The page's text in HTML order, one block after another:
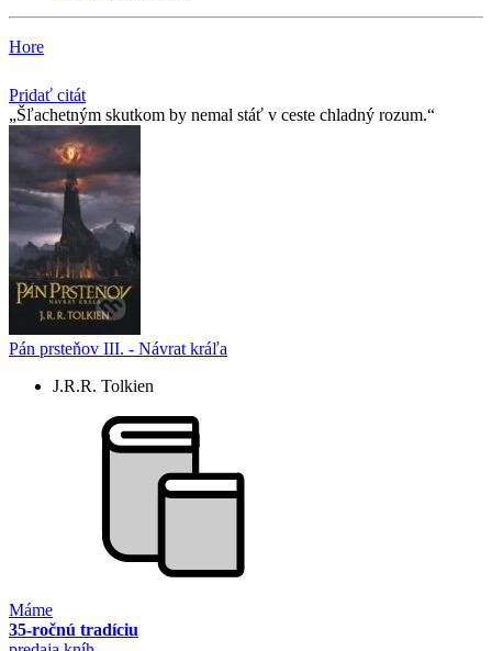
Hore
Pridať citát
Šľachetným skutkom by nemal stáť v ceste chladný rozum.
Pán prsteňov III. - Návrat kráľa
J.R.R. Tolkien
Máme
35-ročnú tradíciu